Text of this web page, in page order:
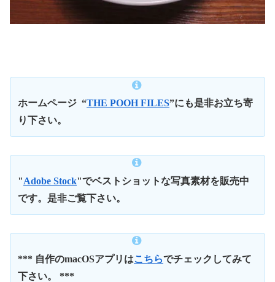
ホームページ “THE POOH FILES”にも是非お立ち寄
り下さい。
"Adobe Stock"でベストショットな写真素材を販売中
です。是非ご覧下さい。
*** 自作のmacOSアプリはこちらでチェックしてみて
下さい。 ***